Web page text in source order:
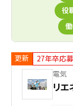
役
更新
27年卒応
電気
リエ